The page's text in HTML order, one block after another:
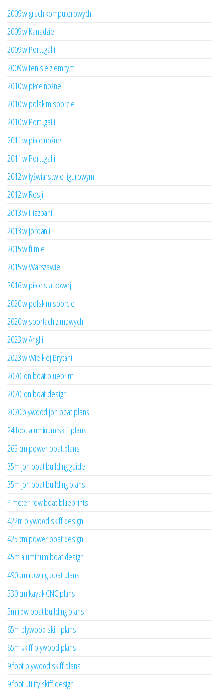
2009 w grach komputerowych
2009 w Kanadzie
2009 w Portugalii
2009 w tenisie ziemnym
2010 w piłce nożnej
2010 w polskim sporcie
2010 w Portugalii
2011 w piłce nożnej
2011 w Portugalii
2012 w łyżwiarstwie figurowym
2012 w Rosji
2013 w Hiszpanii
2013 w Jordanii
2015 w filmie
2015 w Warszawie
2016 w piłce siatkowej
2020 w polskim sporcie
2020 w sportach zimowych
2023 w Anglii
2023 w Wielkiej Brytanii
2070 jon boat blueprint
2070 jon boat design
2070 plywood jon boat plans
24 foot aluminum skiff plans
265 cm power boat plans
35m jon boat building guide
35m jon boat building plans
4 meter row boat blueprints
422m plywood skiff design
425 cm power boat design
45m aluminum boat design
490 cm rowing boat plans
530 cm kayak CNC plans
5m row boat building plans
65m plywood skiff plans
65m skiff plywood plans
9 foot plywood skiff plans
9 foot utility skiff design